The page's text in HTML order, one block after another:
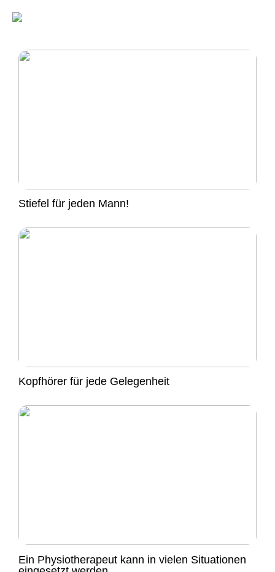
Stiefel für jeden Mann!
Kopfhörer für jede Gelegenheit
Ein Physiotherapeut kann in vielen Situationen